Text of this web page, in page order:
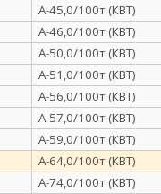
А-45,0/100т (КВТ)
А-46,0/100т (КВТ)
А-50,0/100т (КВТ)
А-51,0/100т (КВТ)
А-56,0/100т (КВТ)
А-57,0/100т (КВТ)
А-59,0/100т (КВТ)
А-64,0/100т (КВТ)
А-74,0/100т (КВТ)